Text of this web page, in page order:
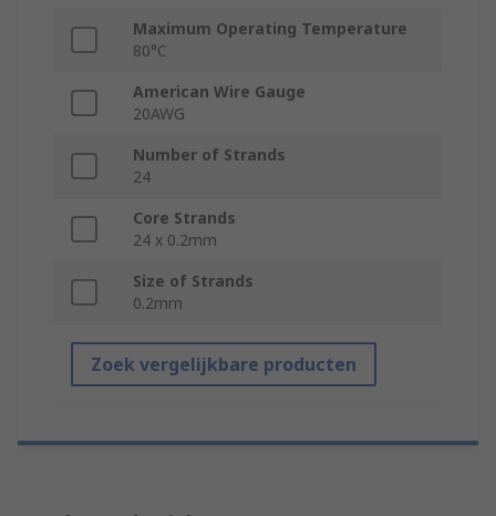
Maximum Operating Temperature
80°C
American Wire Gauge
20AWG
Number of Strands
24
Core Strands
24 x 0.2mm
Size of Strands
0.2mm
Zoek vergelijkbare producten